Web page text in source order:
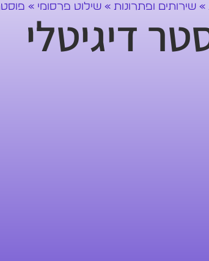
» שירותים ופתרונות » שילוט פרסומי »
דיגיטלי